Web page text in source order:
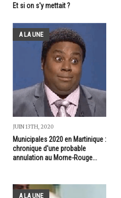
Et si on s'y mettait ?
A LA UNE
JUIN 13TH, 2020
Municipales 2020 en Martinique :
chronique d'une probable
annulation au Morne-Rouge...
A LA UNE